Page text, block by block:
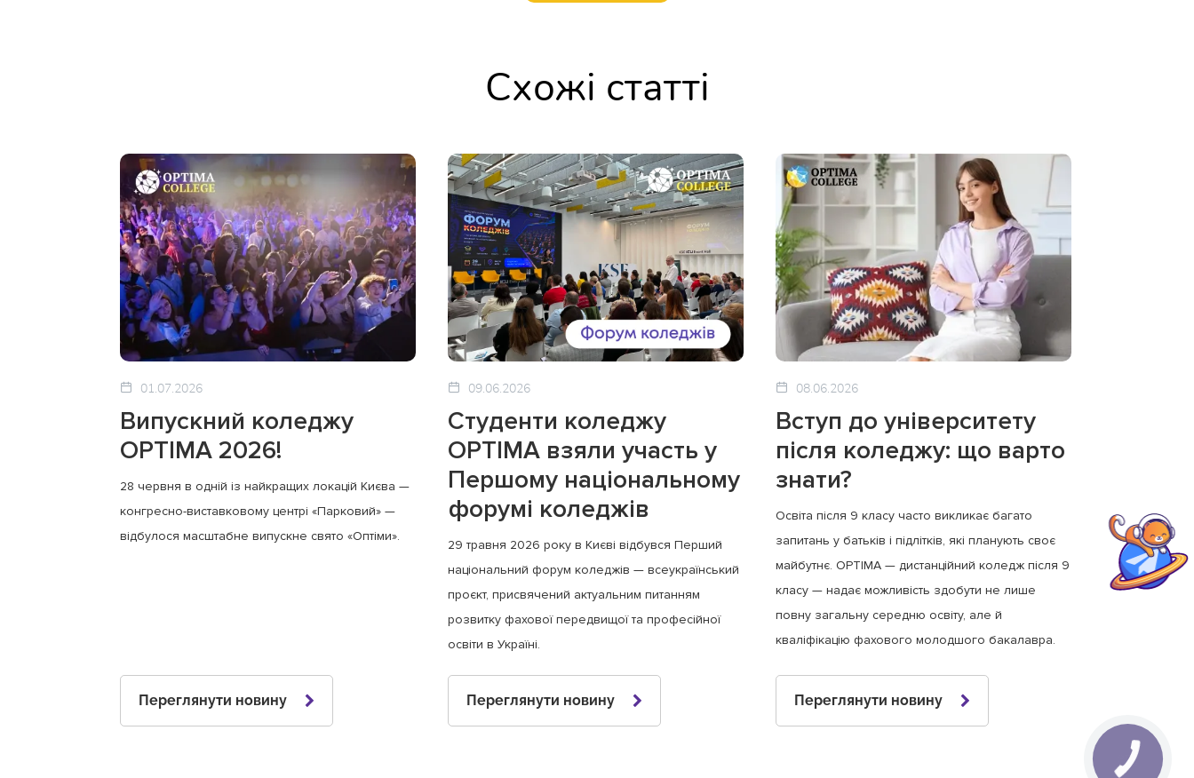
Схожі статті
01.07.2026
Випускний коледжу
OPTIMA 2026!
28 червня в одній із найкращих локацій Києва —
конгресно-виставковому центрі «Парковий» —
відбулося масштабне випускне свято «Оптіми».
Переглянути новину
09.06.2026
Студенти коледжу
OPTIMA взяли участь у
Першому національному
форумі коледжів
29 травня 2026 року в Києві відбувся Перший
національний форум коледжів — всеукраїнський
проєкт, присвячений актуальним питанням
розвитку фахової передвищої та професійної
освіти в Україні.
Переглянути новину
08.06.2026
Вступ до університету
після коледжу: що варто
знати?
Освіта після 9 класу часто викликає багато
запитань у батьків і підлітків, які планують своє
майбутнє. OPTIMA — дистанційний коледж після 9
класу — надає можливість здобути не лише
повну загальну середню освіту, але й
кваліфікацію фахового молодшого бакалавра.
Переглянути новину